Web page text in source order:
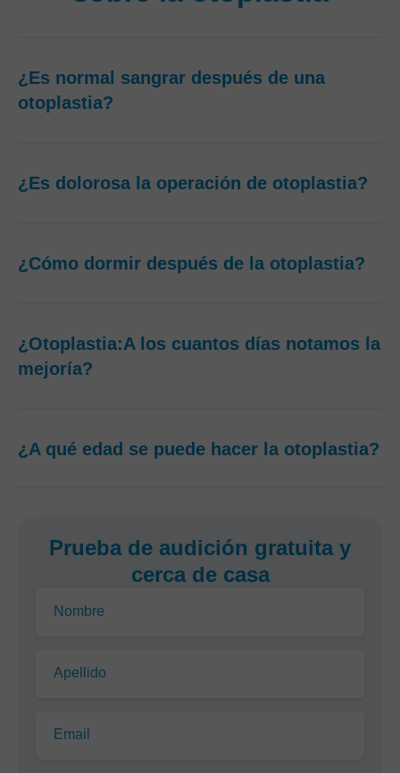
¿Es normal sangrar después de una
otoplastia?
¿Es dolorosa la operación de otoplastia?
¿Cómo dormir después de la otoplastia?
¿Otoplastia:A los cuantos días notamos la
mejoría?
¿A qué edad se puede hacer la otoplastia?
Prueba de audición gratuita y
cerca de casa
Nombre
Apellido
Email